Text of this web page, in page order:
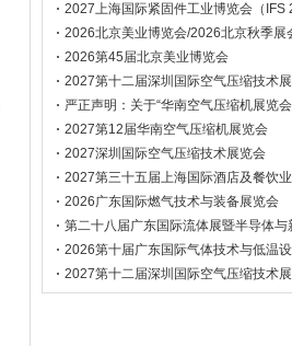
博览会
2027上海国际紧固件工业博览会（IFS
2026北京美业博览会/2026北京秋季展
2026第45届北京美业博览会
2027第十二届深圳国际空气压缩技术
南空压机展会）
严正声明：关于“华南空气压缩机展览
声明
2027第12届华南空气压缩机展览会
2027深圳国际空气压缩技术展览会
2027第三十五届上海国际酒店及餐饮
2026广东国际燃气技术与装备展览会
第二十八届广东国际流体展暨半导体与
门管道展览会
2026第十届广东国际气体技术与低温
2027第十二届深圳国际空气压缩技术